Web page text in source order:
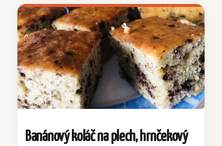
Banánový koláč na plech, hrnčekový